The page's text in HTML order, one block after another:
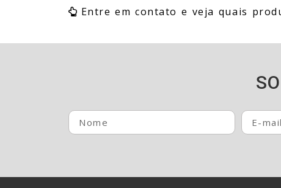
Entre em contato e veja quais